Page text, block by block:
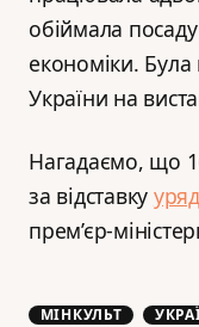
обіймала посаду
економіки.
України на
Нагадаємо, що
за відставку
прем’єр-
МІНКУЛЬТ